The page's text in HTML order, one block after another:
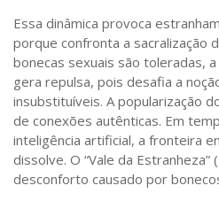
Essa dinâmica provoca
porque confronta a sacralização
bonecas sexuais são toleradas,
gera repulsa, pois desafia a
insubstituíveis. A popularização
de conexões autênticas. Em
inteligência artificial, a fronteira
dissolve. O “Vale da Estranheza”
desconforto causado por